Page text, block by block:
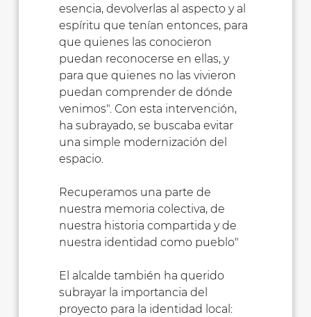
esencia, devolverlas al aspecto y al
espíritu que tenían entonces, para
que quienes las conocieron
puedan reconocerse en ellas, y
para que quienes no las vivieron
puedan comprender de dónde
venimos". Con esta intervención,
ha subrayado, se buscaba evitar
una simple modernización del
espacio.
Recuperamos una parte de
nuestra memoria colectiva, de
nuestra historia compartida y de
nuestra identidad como pueblo"
El alcalde también ha querido
subrayar la importancia del
proyecto para la identidad local: